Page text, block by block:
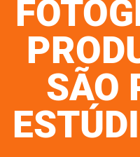
SÃO